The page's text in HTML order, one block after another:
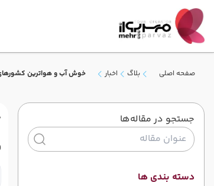
صفحه اصلی بلاگ اخبار خوش آب و هواترین
جستجو در مقاله‌ها
دسته بندی ها